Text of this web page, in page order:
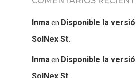
Inmaen Disponible la
SolNex St.
Inmaen Disponible la